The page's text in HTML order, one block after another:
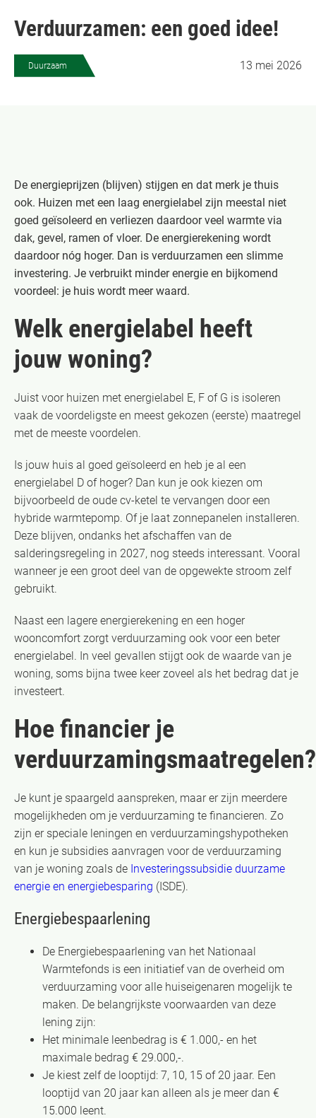
Verduurzamen: een goed idee!
Duurzaam 13 mei 2026
De energieprijzen (blijven) stijgen en dat merk je thuis
ook. Huizen met een laag energielabel zijn meestal niet
goed geïsoleerd en verliezen daardoor veel warmte via
dak, gevel, ramen of vloer. De energierekening wordt
daardoor nóg hoger. Dan is verduurzamen een slimme
investering. Je verbruikt minder energie en bijkomend
voordeel: je huis wordt meer waard.
Welk energielabel heeft
jouw woning?
Juist voor huizen met energielabel E, F of G is isoleren
vaak de voordeligste en meest gekozen (eerste) maatregel
met de meeste voordelen.
Is jouw huis al goed geïsoleerd en heb je al een
energielabel D of hoger? Dan kun je ook kiezen om
bijvoorbeeld de oude cv-ketel te vervangen door een
hybride warmtepomp. Of je laat zonnepanelen installeren.
Deze blijven, ondanks het afschaffen van de
salderingsregeling in 2027, nog steeds interessant. Vooral
wanneer je een groot deel van de opgewekte stroom zelf
gebruikt.
Naast een lagere energierekening en een hoger
wooncomfort zorgt verduurzaming ook voor een beter
energielabel. In veel gevallen stijgt ook de waarde van je
woning, soms bijna twee keer zoveel als het bedrag dat je
investeert.
Hoe financier je
verduurzamingsmaatregelen?
Je kunt je spaargeld aanspreken, maar er zijn meerdere
mogelijkheden om je verduurzaming te financieren. Zo
zijn er speciale leningen en verduurzamingshypotheken
en kun je subsidies aanvragen voor de verduurzaming
van je woning zoals de Investeringssubsidie duurzame
energie en energiebesparing (ISDE).
Energiebespaarlening
De Energiebespaarlening van het Nationaal
Warmtefonds is een initiatief van de overheid om
verduurzaming voor alle huiseigenaren mogelijk te
maken. De belangrijkste voorwaarden van deze
lening zijn:
Het minimale leenbedrag is € 1.000,- en het
maximale bedrag € 29.000,-.
Je kiest zelf de looptijd: 7, 10, 15 of 20 jaar. Een
looptijd van 20 jaar kan alleen als je meer dan €
15.000 leent.